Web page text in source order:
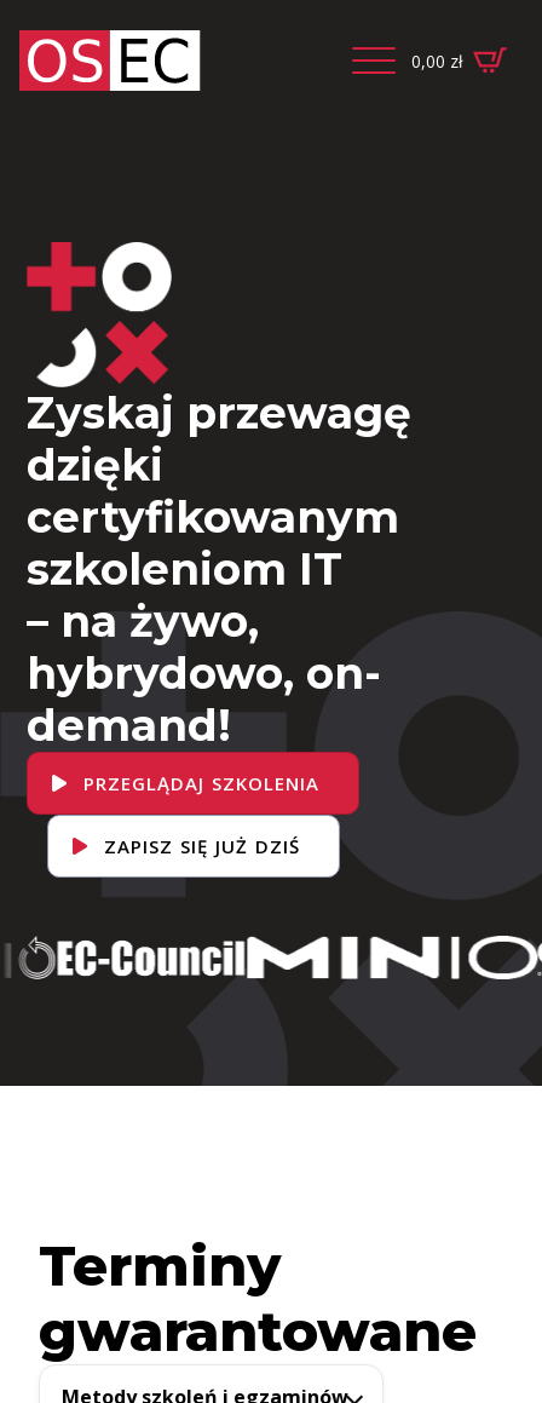
0,00 zł
Zyskaj przewagę
dzięki
certyfikowanym
szkoleniom IT
– na żywo,
hybrydowo, on-
demand!
PRZEGLĄDAJ SZKOLENIA
ZAPISZ SIĘ JUŻ DZIŚ
Terminy
gwarantowane
Metody szkoleń i egzaminów